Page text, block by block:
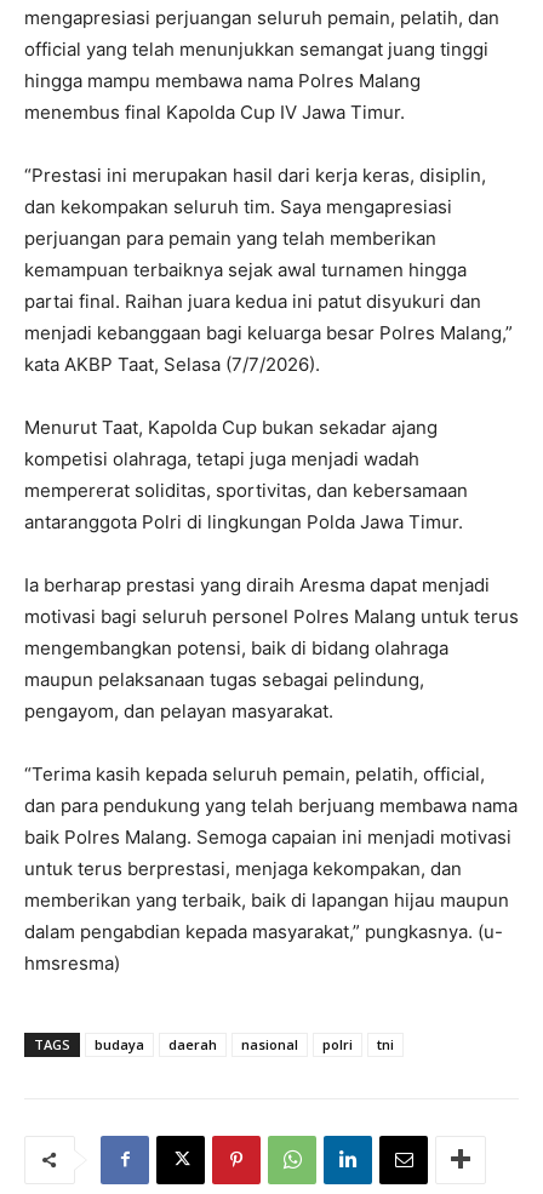
mengapresiasi perjuangan seluruh pemain, pelatih, dan
official yang telah menunjukkan semangat juang tinggi
hingga mampu membawa nama Polres Malang
menembus final Kapolda Cup IV Jawa Timur.
“Prestasi ini merupakan hasil dari kerja keras, disiplin,
dan kekompakan seluruh tim. Saya mengapresiasi
perjuangan para pemain yang telah memberikan
kemampuan terbaiknya sejak awal turnamen hingga
partai final. Raihan juara kedua ini patut disyukuri dan
menjadi kebanggaan bagi keluarga besar Polres Malang,”
kata AKBP Taat, Selasa (7/7/2026).
Menurut Taat, Kapolda Cup bukan sekadar ajang
kompetisi olahraga, tetapi juga menjadi wadah
mempererat soliditas, sportivitas, dan kebersamaan
antaranggota Polri di lingkungan Polda Jawa Timur.
Ia berharap prestasi yang diraih Aresma dapat menjadi
motivasi bagi seluruh personel Polres Malang untuk terus
mengembangkan potensi, baik di bidang olahraga
maupun pelaksanaan tugas sebagai pelindung,
pengayom, dan pelayan masyarakat.
“Terima kasih kepada seluruh pemain, pelatih, official,
dan para pendukung yang telah berjuang membawa nama
baik Polres Malang. Semoga capaian ini menjadi motivasi
untuk terus berprestasi, menjaga kekompakan, dan
memberikan yang terbaik, baik di lapangan hijau maupun
dalam pengabdian kepada masyarakat,” pungkasnya. (u-
hmsresma)
TAGS budaya daerah nasional polri tni